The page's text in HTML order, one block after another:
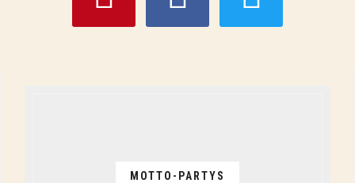
MOTTO-PARTYS